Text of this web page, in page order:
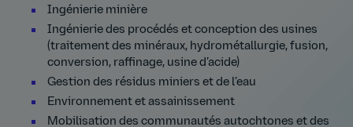
Ingénierie minière
Ingénierie des procédés et conception des usines
(traitement des minéraux, hydrométallurgie, fusion,
conversion, raffinage, usine d’acide)
Gestion des résidus miniers et de l’eau
Environnement et assainissement
Mobilisation des communautés autochtones et des